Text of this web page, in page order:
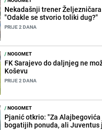
Nekadašnji trener
"Odakle se stvorio toliki dug?"
PRIJE 2 DANA
/NOGOMET
FK Sarajevo do daljnjeg ne
Koševu
PRIJE 2 DANA
/NOGOMET
Pjanić otkrio: "Za
bogatijih ponuda, ali Juventus